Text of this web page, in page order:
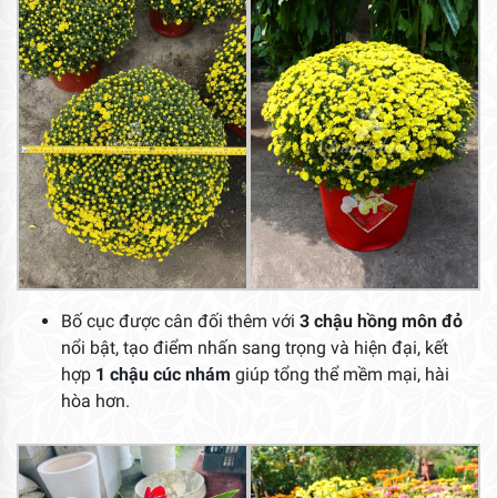
Bố cục được cân đối thêm với 3 chậu hồng môn đỏ
nổi bật, tạo điểm nhấn sang trọng và hiện đại, kết
hợp 1 chậu cúc nhám giúp tổng thể mềm mại, hài
hòa hơn.